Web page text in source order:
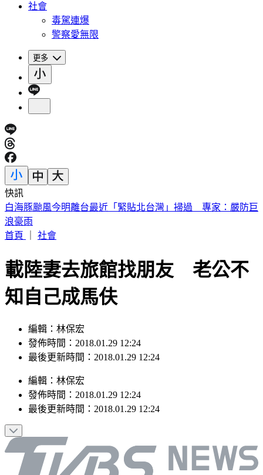
社會
毒駕連爆
警察愛無限
更多
快訊
買手搖飲「發票中1000萬」！獎落南北2縣市 200萬也中
首頁｜
載陸妻去旅館找朋友 老公不
知自己成馬伕
發佈時間：2018.01.29 12:24
最後更新時間：2018.01.29 12:24
發佈時間：2018.01.29 12:24
最後更新時間：2018.01.29 12:24